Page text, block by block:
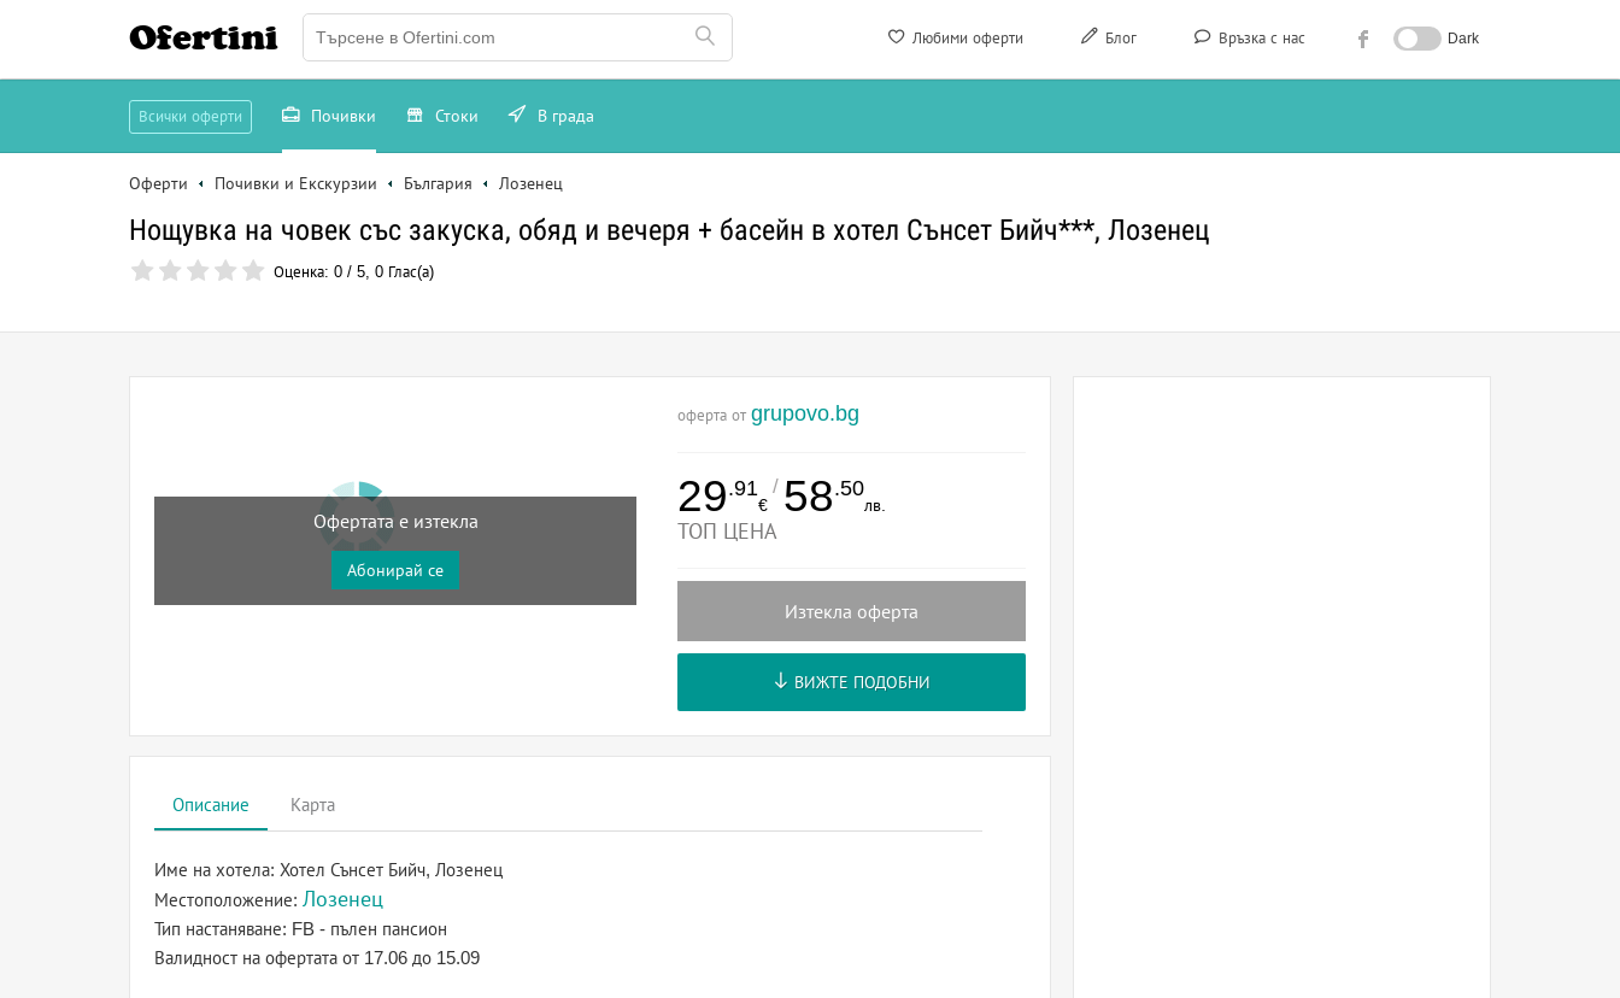
Любими оферти Блог Връзка с нас Dark
Ofertini
Всички оферти Почивки Стоки В града
Оферти Почивки и Екскурзии България Лозенец
Нощувка на човек със закуска, обяд и вечеря + басейн в хотел Сънсет Бийч***, Лозенец
Оценка: 0 / 5, 0 Глас(а)
Офертата е изтекла
Абонирай се
оферта от grupovo.bg
29.91
€
/ 58.50
лв.
ТОП ЦЕНА
Изтекла оферта
ВИЖТЕ ПОДОБНИ
Описание Карта
Име на хотела: Хотел Сънсет Бийч, Лозенец
Местоположение: Лозенец
Тип настаняване: FB - пълен пансион
Валидност на офертата от 17.06 до 15.09